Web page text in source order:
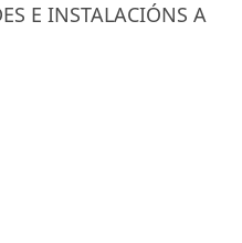
E INSTALACIÓNS A